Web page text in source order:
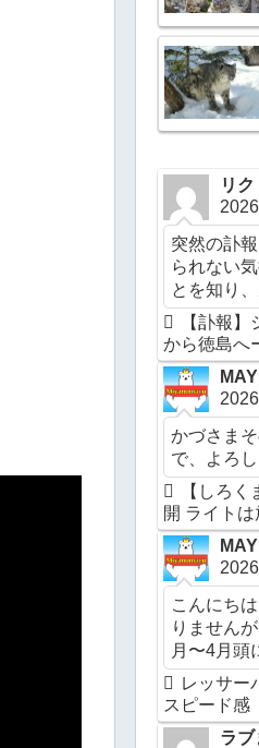
リク
突然の訃
られない
とを知り
【訃報
から徳島へ
かづさま
で、よろ
【しろ
開 ライト
こんにち
りません
月〜4月頭
レッサー
スピード感
ラブ